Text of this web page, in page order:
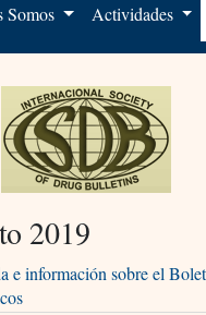
Somos Actividades
2019
e información sobre el